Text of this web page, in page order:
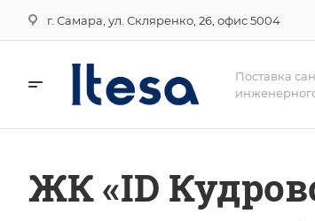
г. Самара, ул. Скляренко, 26, офис 5004
Поставка
ЖК «ID